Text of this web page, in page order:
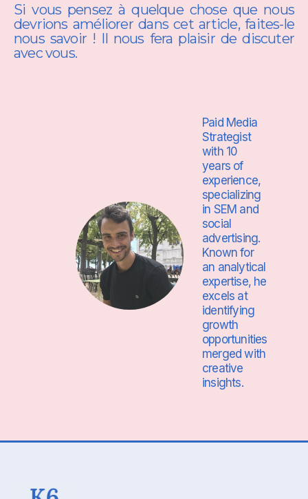
Si vous pensez à quelque chose que nous
devrions améliorer dans cet article, faites-le
nous savoir ! Il nous fera plaisir de discuter
avec vous.
Paid Media
Strategist
with 10
years of
experience,
specializing
in SEM and
social
advertising.
Known for
an analytical
expertise, he
excels at
identifying
growth
opportunities
merged with
creative
insights.